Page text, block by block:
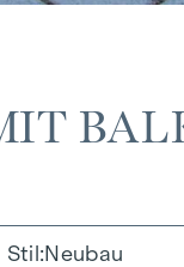
Stil Neubau